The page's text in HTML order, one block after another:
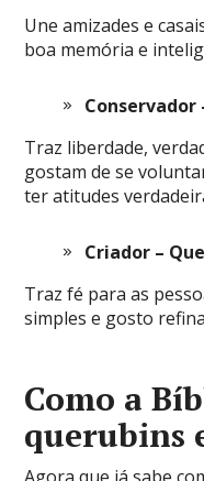
Une amizades e
boa memória e
Conservador
Traz liberdade,
gostam de se
ter atitudes
Criador –
Traz fé para as
simples e gosto
Como a
querubins
Agora que já sabe